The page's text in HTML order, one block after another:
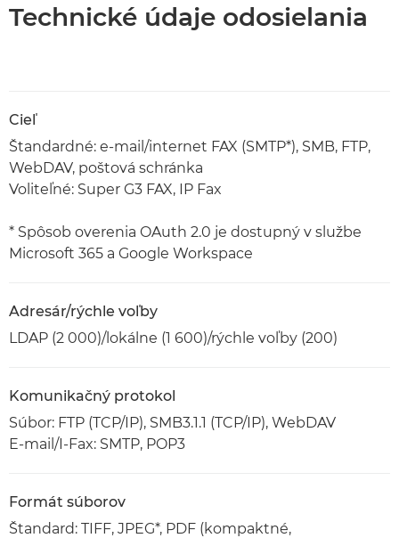
Technické údaje odosielania
Cieľ
Štandardné: e-mail/internet FAX (SMTP*), SMB, FTP,
WebDAV, poštová schránka
Voliteľné: Super G3 FAX, IP Fax
* Spôsob overenia OAuth 2.0 je dostupný v službe
Microsoft 365 a Google Workspace
Adresár/rýchle voľby
LDAP (2 000)/lokálne (1 600)/rýchle voľby (200)
Komunikačný protokol
Súbor: FTP (TCP/IP), SMB3.1.1 (TCP/IP), WebDAV
E-mail/I-Fax: SMTP, POP3
Formát súborov
Štandard: TIFF, JPEG*, PDF (kompaktné,